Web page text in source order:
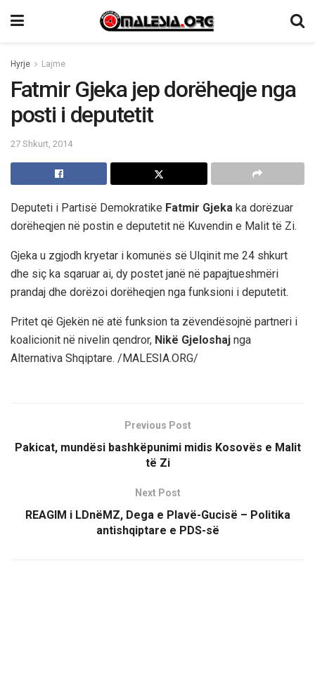
Hyrje Lajme
Fatmir Gjeka jep dorëheqje nga
posti i deputetit
27 Shkurt, 2014
Deputeti i Partisë Demokratike Fatmir Gjeka ka dorëzuar
dorëheqjen në postin e deputetit në Kuvendin e Malit të Zi.
Gjeka u zgjodh kryetar i komunës së Ulqinit me 24 shkurt
dhe siç ka sqaruar ai, dy postet janë në papajtueshmëri
prandaj dhe dorëzoi dorëheqjen nga funksioni i deputetit.
Pritet që Gjekën në atë funksion ta zëvendësojnë partneri i
koalicionit në nivelin qendror, Nikë Gjeloshaj nga
Alternativa Shqiptare. /MALESIA.ORG/
Previous Post
Pakicat, mundësi bashkëpunimi midis Kosovës e Malit
të Zi
Next Post
REAGIM i LDnëMZ, Dega e Plavë-Gucisë – Politika
antishqiptare e PDS-së